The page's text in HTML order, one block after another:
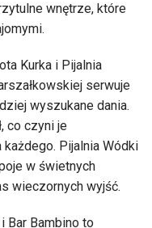
wnętrze, które
Kurka i Pijalnia
serwuje
wyszukane dania.
co czyni je
Pijalnia Wódki
w świetnych
wieczornych wyjść.
Bar Bambino to